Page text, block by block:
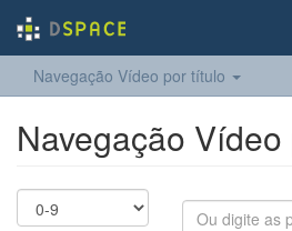
Navegação Vídeo por título
Navegação